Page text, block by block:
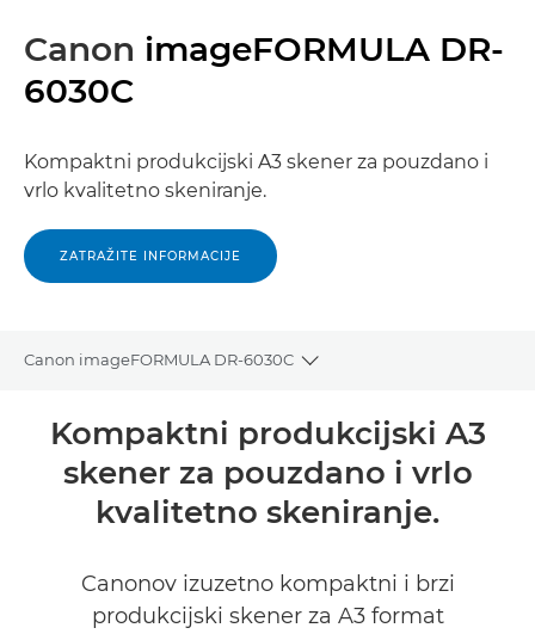
Canon imageFORMULA DR-
6030C
Kompaktni produkcijski A3 skener za pouzdano i
vrlo kvalitetno skeniranje.
ZATRAŽITE INFORMACIJE
Canon imageFORMULA DR-6030C
Toggle breadcrumbs
Pregled
Tehnički podaci
Kompaktni produkcijski A3
skener za pouzdano i vrlo
kvalitetno skeniranje.
Canonov izuzetno kompaktni i brzi
produkcijski skener za A3 format